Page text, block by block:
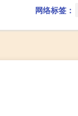
网络标签：